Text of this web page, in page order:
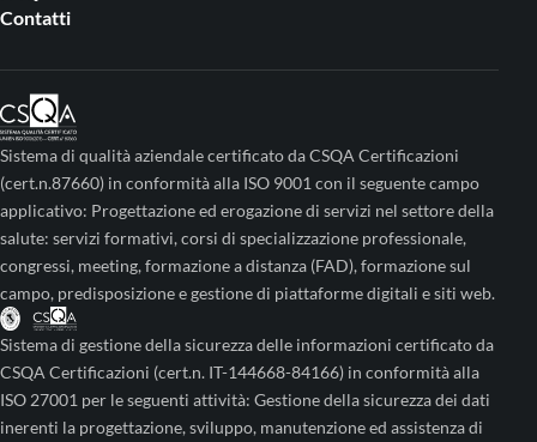
Contatti
Sistema di qualità aziendale certificato da CSQA Certificazioni
(cert.n.87660) in conformità alla ISO 9001 con il seguente campo
applicativo: Progettazione ed erogazione di servizi nel settore della
salute: servizi formativi, corsi di specializzazione professionale,
congressi, meeting, formazione a distanza (FAD), formazione sul
campo, predisposizione e gestione di piattaforme digitali e siti web.
Sistema di gestione della sicurezza delle informazioni certificato da
CSQA Certificazioni (cert.n. IT-144668-84166) in conformità alla
ISO 27001 per le seguenti attività: Gestione della sicurezza dei dati
inerenti la progettazione, sviluppo, manutenzione ed assistenza di